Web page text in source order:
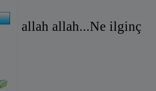
allah allah...Ne ilginç